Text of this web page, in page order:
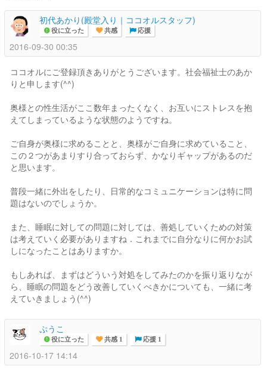
初代あかり(殿堂入り｜ココオルスタッフ)
役に立った 共感 応援
2016-09-30 00:35
ココオルにご登録頂きありがとうございます。社会福祉士のあか
りと申します(^^)
奥様との性生活がここ数年まったくなく、お互いにストレスを抱
えてしまっているような状態のようですね。
ご自身が奥様に求めることと、奥様がご自身に求めていること、
この２つがあまりすり合っておらず、かなりギャップがあるのだ
と思います。
普段一緒に外出をしたり、日常的なコミュニケーションは特に問
題はないのでしょうか。
また、睡眠に対しての問題に対しては、善処していくための対策
は考えていく必要がありますね．これまでに自分なりに何かお試
しになったことはありますか。
もしあれば、まずはどういう対処をしてみたのかを振り返りなが
ら、睡眠の問題をどう改善していくべきかについても、一緒に考
えていきましょう(^^)
ぷうこ
役に立った 共感 1 応援 1
2016-10-17 14:14